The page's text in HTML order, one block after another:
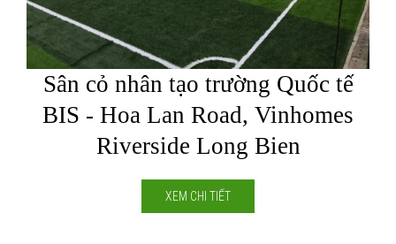
Sân cỏ nhân tạo trường Quốc tế
BIS - Hoa Lan Road, Vinhomes
Riverside Long Bien
XEM CHI TIẾT